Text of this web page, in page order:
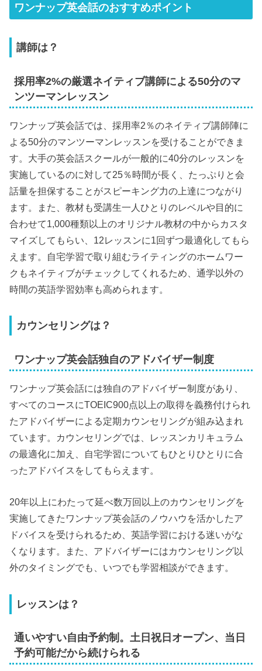
ワンナップ英会話のおすすめポイント
講師は？
採用率2%の厳選ネイティブ講師による50分のマ
ンツーマンレッスン
ワンナップ英会話では、採用率2％のネイティブ講師陣に
よる50分のマンツーマンレッスンを受けることができま
す。大手の英会話スクールが一般的に40分のレッスンを
実施しているのに対して25％時間が長く、たっぷりと会
話量を担保することがスピーキング力の上達につながり
ます。また、教材も受講生一人ひとりのレベルや目的に
合わせて1,000種類以上のオリジナル教材の中からカスタ
マイズしてもらい、12レッスンに1回ずつ最適化してもら
えます。自宅学習で取り組むライティングのホームワー
クもネイティブがチェックしてくれるため、通学以外の
時間の英語学習効率も高められます。
カウンセリングは？
ワンナップ英会話独自のアドバイザー制度
ワンナップ英会話には独自のアドバイザー制度があり、
すべてのコースにTOEIC900点以上の取得を義務付けられ
たアドバイザーによる定期カウンセリングが組み込まれ
ています。カウンセリングでは、レッスンカリキュラム
の最適化に加え、自宅学習についてもひとりひとりに合
ったアドバイスをしてもらえます。
20年以上にわたって延べ数万回以上のカウンセリングを
実施してきたワンナップ英会話のノウハウを活かしたア
ドバイスを受けられるため、英語学習における迷いがな
くなります。また、アドバイザーにはカウンセリング以
外のタイミングでも、いつでも学習相談ができます。
レッスンは？
通いやすい自由予約制。土日祝日オープン、当日
予約可能だから続けられる